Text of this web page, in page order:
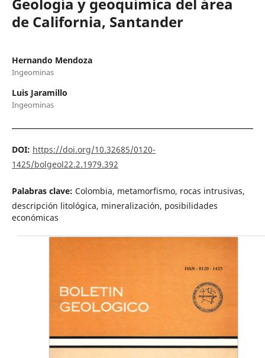
de California, Santander
Hernando Mendoza
Ingeominas
Luis Jaramillo
Ingeominas
DOI: https://doi.org/10.32685/0120-
1425/bolgeol22.2.1979.392
Palabras clave: Colombia, metamorfismo, rocas intrusivas,
descripción litológica, mineralización, posibilidades
económicas